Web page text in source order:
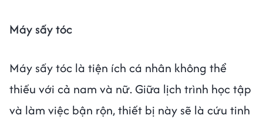
Máy sấy tóc
Máy sấy tóc là tiện ích cá nhân không thể
thiếu với cả nam và nữ. Giữa lịch trình học tập
và làm việc bận rộn, thiết bị này sẽ là cứu tinh